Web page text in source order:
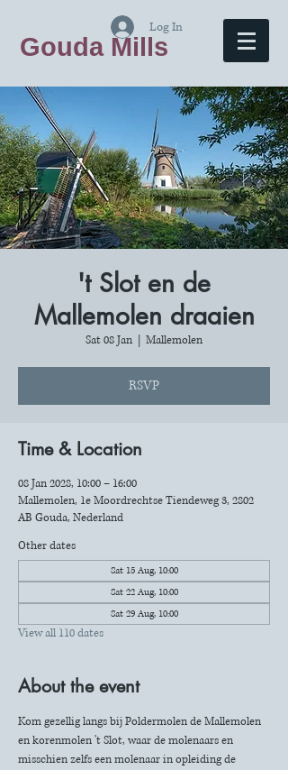
Gouda Mills
Log In
't Slot en de
Mallemolen draaien
Sat 08 Jan Mallemolen
RSVP
Time & Location
08 Jan 2028, 10:00 – 16:00
Mallemolen, 1e Moordrechtse Tiendeweg 3, 2802
AB Gouda, Nederland
Other dates
Sat 15 Aug, 10:00
Sat 22 Aug, 10:00
Sat 29 Aug, 10:00
View all 110 dates
About the event
Kom gezellig langs bij Poldermolen de Mallemolen
en korenmolen 't Slot, waar de molenaars en
misschien zelfs een molenaar in opleiding de